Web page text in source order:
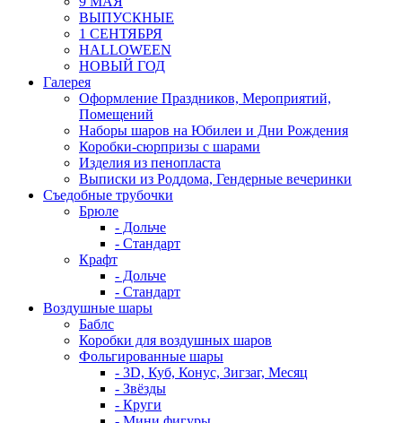
ВЫПУСКНЫЕ
1 СЕНТЯБРЯ
HALLOWEEN
НОВЫЙ ГОД
Галерея
Оформление Праздников, Мероприятий,
Помещений
Наборы шаров на Юбилеи и Дни Рождения
Коробки-сюрпризы с шарами
Изделия из пенопласта
Выписки из Роддома, Гендерные вечеринки
Съедобные трубочки
Брюле
- Дольче
- Стандарт
Крафт
- Дольче
- Стандарт
Воздушные шары
Баблс
Коробки для воздушных шаров
Фольгированные шары
- 3D, Куб, Конус, Зигзаг, Месяц
- Звёзды
- Круги